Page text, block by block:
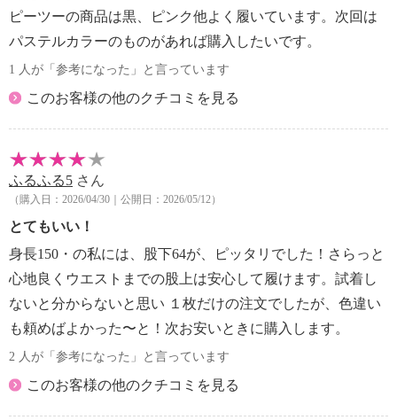
ピーツーの商品は黒、ピンク他よく履いています。次回は
パステルカラーのものがあれば購入したいです。
1 人が「参考になった」と言っています
このお客様の他のクチコミを見る
ふるふる5 さん
（購入日：2026/04/30｜公開日：2026/05/12）
とてもいい！
身長150・の私には、股下64が、ピッタリでした！さらっと
心地良くウエストまでの股上は安心して履けます。試着し
ないと分からないと思い １枚だけの注文でしたが、色違い
も頼めばよかった〜と！次お安いときに購入します。
2 人が「参考になった」と言っています
このお客様の他のクチコミを見る